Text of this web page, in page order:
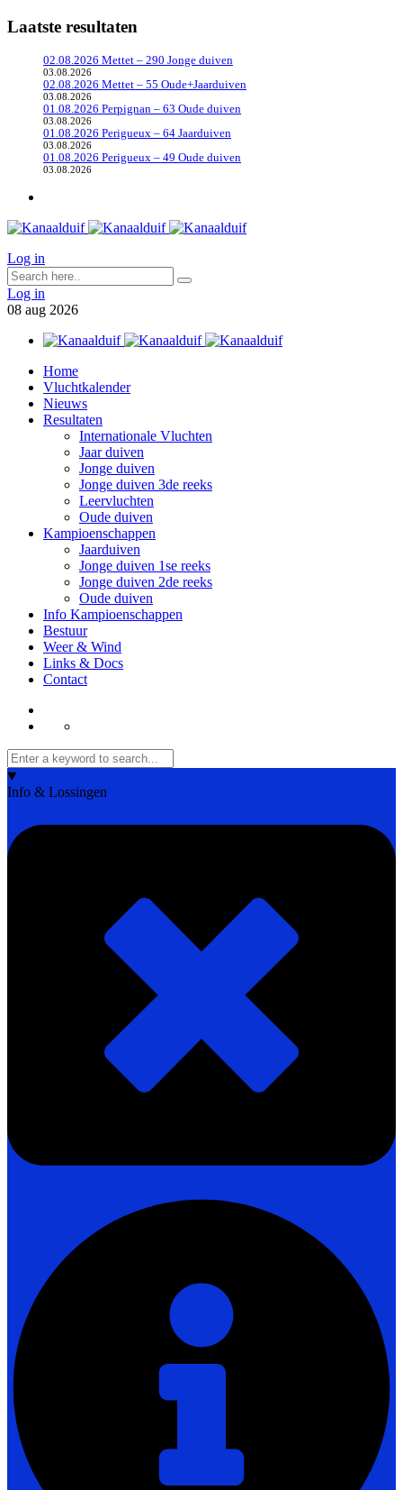
Laatste resultaten
02.08.2026 Mettet – 290 Jonge duiven
03.08.2026
02.08.2026 Mettet – 55 Oude+Jaarduiven
03.08.2026
01.08.2026 Perpignan – 63 Oude duiven
03.08.2026
01.08.2026 Perigueux – 64 Jaarduiven
03.08.2026
01.08.2026 Perigueux – 49 Oude duiven
03.08.2026
Log in
Log in
08 aug 2026
Home
Vluchtkalender
Nieuws
Resultaten
Internationale Vluchten
Jaar duiven
Jonge duiven
Jonge duiven 3de reeks
Leervluchten
Oude duiven
Kampioenschappen
Jaarduiven
Jonge duiven 1se reeks
Jonge duiven 2de reeks
Oude duiven
Info Kampioenschappen
Bestuur
Weer & Wind
Links & Docs
Contact
Info & Lossingen